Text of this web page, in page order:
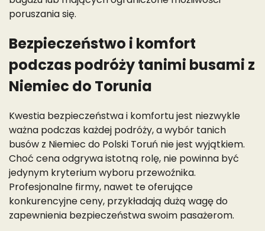
poruszania się.
Bezpieczeństwo i komfort
podczas podróży tanimi busami z
Niemiec do Torunia
Kwestia bezpieczeństwa i komfortu jest niezwykle
ważna podczas każdej podróży, a wybór tanich
busów z Niemiec do Polski Toruń nie jest wyjątkiem.
Choć cena odgrywa istotną rolę, nie powinna być
jedynym kryterium wyboru przewoźnika.
Profesjonalne firmy, nawet te oferujące
konkurencyjne ceny, przykładają dużą wagę do
zapewnienia bezpieczeństwa swoim pasażerom.